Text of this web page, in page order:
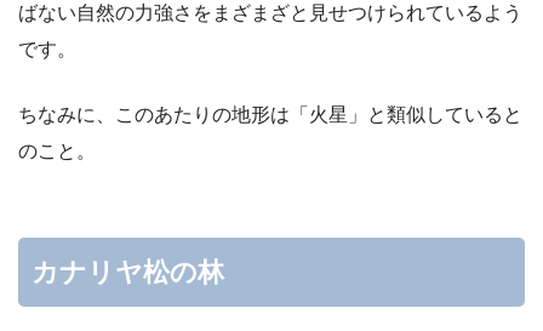
ばない自然の力強さをまざまざと見せつけられているよう
です。
ちなみに、このあたりの地形は「火星」と類似していると
のこと。
カナリヤ松の林